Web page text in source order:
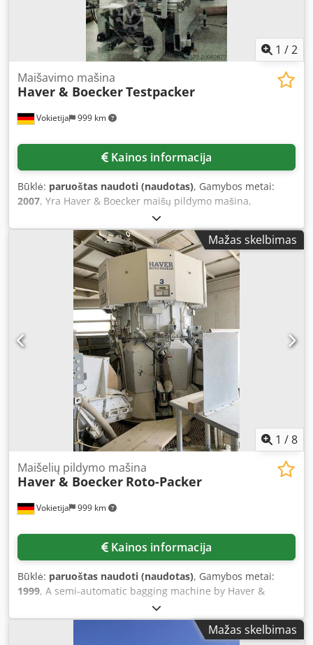
1 /2
Vokietija 999 km
Maišavimo mašina
Haver & BoeckerTestpacker
Kainos informacija
Būklė: paruoštas naudoti (naudotas), Gamybos metai:
2007, Yra Haver & Boecker maišų pildymo mašina,
naudojama kaip testinė įranga įvairių miltelinių birių
medžiagų pakavimui, su MEC 3 svėrimo elektronika.
Svėrimo diapazonas: 10 kg–50 kg, nustatymo žingsnis: 50 g,
maišo užpildymo svoris: 25 kg, našumas prie 25 kg: apie
180 vnt./val., maks. produkto drėgmė: 0 %, produkto
užpildymo temperatūra: 20°C, maišo medžiaga:
dvisluoksnis popierius/PE su filtro audiniu. Yra
dokumentacija. Galima apžiūra vietoje. Dodjx U Dv Sjpfx Ai
Nswa
Mažas skelbimas
1 /8
Vokietija 999 km
Maišelių pildymo mašina
Haver & Boecker Roto-Packer
Kainos informacija
Būklė: paruoštas naudoti (naudotas), Gamybos metai:
1999, A semi-automatic bagging machine by Haver &
Boecker is available. Stations: 6, max. bag weight: 25kg,
filling capacity: 1,600 bags/h, bag formats:
quicklime/hydrated lime/cement/gypsum, grain size:
Mažas skelbimas